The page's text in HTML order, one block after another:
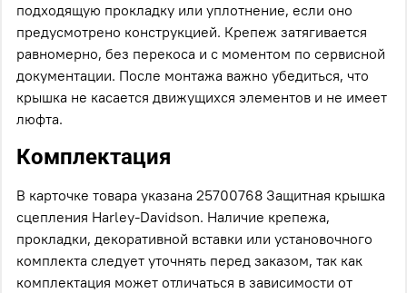
подходящую прокладку или уплотнение, если оно
предусмотрено конструкцией. Крепеж затягивается
равномерно, без перекоса и с моментом по сервисной
документации. После монтажа важно убедиться, что
крышка не касается движущихся элементов и не имеет
люфта.
Комплектация
В карточке товара указана 25700768 Защитная крышка
сцепления Harley-Davidson. Наличие крепежа,
прокладки, декоративной вставки или установочного
комплекта следует уточнять перед заказом, так как
комплектация может отличаться в зависимости от